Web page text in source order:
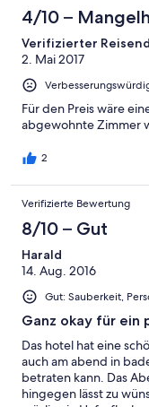
4/10 –
Verifizierter
2. Mai 2017
Für den Preis wäre
abgewohnte Zimmer
2
Verifizierte Bewertung
8/10 – Gut
Harald
14. Aug. 2016
Gut: Sauberkeit,
Ganz okay für ein
Das hotel hat eine
auch am abend in
betraten kann. Das
hingegen lässt zu